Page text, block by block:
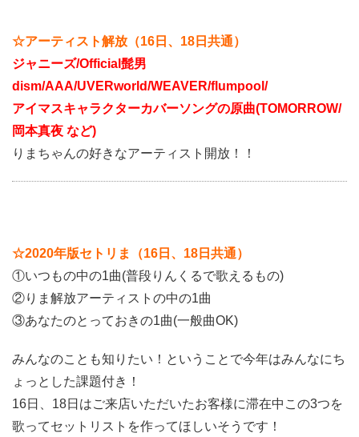
☆アーティスト解放（16日、18日共通）
ジャニーズ/Official髭男
dism/AAA/UVERworld/WEAVER/flumpool/
アイマスキャラクターカバーソングの原曲(TOMORROW/
岡本真夜 など)
りまちゃんの好きなアーティスト開放！！
☆2020年版セトリま（16日、18日共通）
①いつもの中の1曲(普段りんくるで歌えるもの)
②りま解放アーティストの中の1曲
③あなたのとっておきの1曲(一般曲OK)
みんなのことも知りたい！ということで今年はみんなにち
ょっとした課題付き！
16日、18日はご来店いただいたお客様に滞在中この3つを
歌ってセットリストを作ってほしいそうです！